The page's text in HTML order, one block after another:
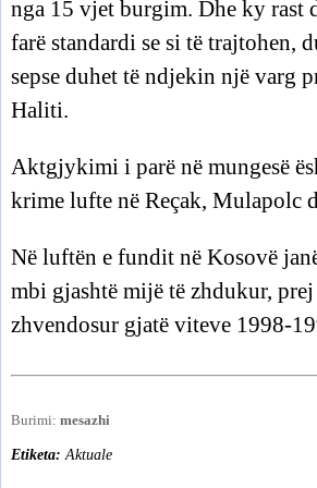
nga 15 vjet burgim. Dhe ky rast
farë standardi se si të trajtohen,
sepse duhet të ndjekin një varg
Haliti.
Aktgjykimi i parë në mungesë
krime lufte në Reçak, Mulapolc
Në luftën e fundit në Kosovë
mbi gjashtë mijë të zhdukur,
zhvendosur gjatë viteve 1998-
Burimi: mesazhi
Etiketa:Aktuale